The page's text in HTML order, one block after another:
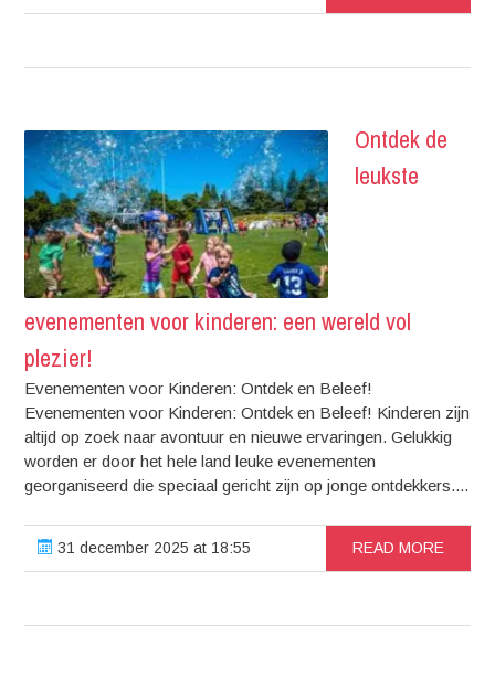
Ontdek de
leukste
evenementen voor kinderen: een wereld vol
plezier!
Evenementen voor Kinderen: Ontdek en Beleef!
Evenementen voor Kinderen: Ontdek en Beleef! Kinderen zijn
altijd op zoek naar avontuur en nieuwe ervaringen. Gelukkig
worden er door het hele land leuke evenementen
georganiseerd die speciaal gericht zijn op jonge ontdekkers....
31 december 2025 at 18:55 READ MORE